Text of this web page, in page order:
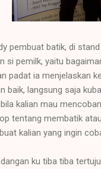
pembuat batik, di
si pemilk, yaitu
padat ia menjelaskan
baik, langsung saja
kalian mau
tentang membatik
kalian yang ingin
ku tiba tiba